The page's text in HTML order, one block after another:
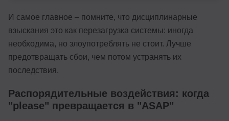
И самое главное – помните, что дисциплинарные
взыскания это как перезагрузка системы: иногда
необходима, но злоупотреблять не стоит. Лучше
предотвращать сбои, чем потом устранять их
последствия.
Распорядительные воздействия: когда
"please" превращается в "ASAP"